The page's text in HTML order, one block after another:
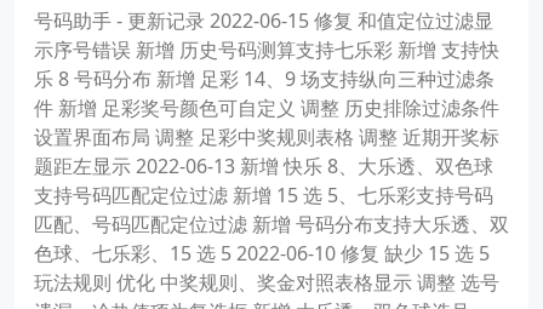
号码助手 - 更新记录 2022-06-15 修复 和值定位过滤显
示序号错误 新增 历史号码测算支持七乐彩 新增 支持快
乐 8 号码分布 新增 足彩 14、9 场支持纵向三种过滤条
件 新增 足彩奖号颜色可自定义 调整 历史排除过滤条件
设置界面布局 调整 足彩中奖规则表格 调整 近期开奖标
题距左显示 2022-06-13 新增 快乐 8、大乐透、双色球
支持号码匹配定位过滤 新增 15 选 5、七乐彩支持号码
匹配、号码匹配定位过滤 新增 号码分布支持大乐透、双
色球、七乐彩、15 选 5 2022-06-10 修复 缺少 15 选 5
玩法规则 优化 中奖规则、奖金对照表格显示 调整 选号